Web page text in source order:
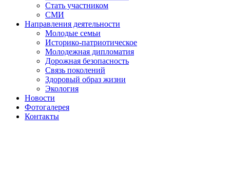
Стать участником
СМИ
Направления деятельности
Молодые семьи
Историко-патриотическое
Молодежная дипломатия
Дорожная безопасность
Связь поколений
Здоровый образ жизни
Экология
Новости
Фотогалерея
Контакты